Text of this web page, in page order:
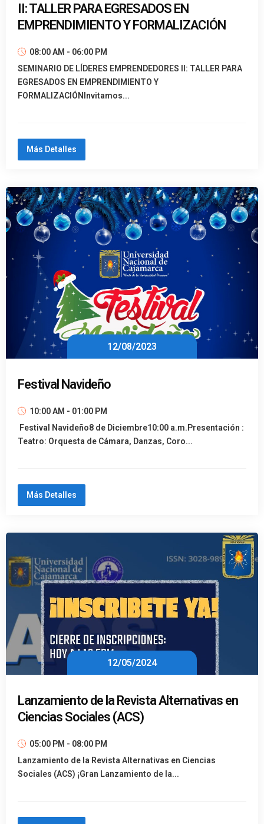
II: TALLER PARA EGRESADOS EN
EMPRENDIMIENTO Y FORMALIZACIÓN
08:00 AM - 06:00 PM
SEMINARIO DE LÍDERES EMPRENDEDORES II: TALLER PARA
EGRESADOS EN EMPRENDIMIENTO Y
FORMALIZACIÓNInvitamos...
Más Detalles
12/08/2023
Festival Navideño
10:00 AM - 01:00 PM
Festival Navideño8 de Diciembre10:00 a.m.Presentación :
Teatro: Orquesta de Cámara, Danzas, Coro...
Más Detalles
12/05/2024
Lanzamiento de la Revista Alternativas en
Ciencias Sociales (ACS)
05:00 PM - 08:00 PM
Lanzamiento de la Revista Alternativas en Ciencias
Sociales (ACS) ¡Gran Lanzamiento de la...